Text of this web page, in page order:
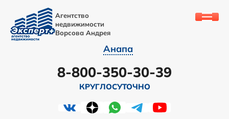
Агентство
недвижимости
Ворсова Андрея
Анапа
8-800-350-30-39
КРУГЛОСУТОЧНО